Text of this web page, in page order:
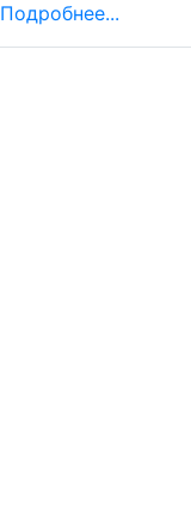
Подробнее...